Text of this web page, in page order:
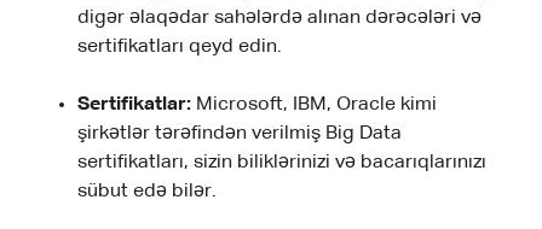
digər əlaqədar sahələrdə alınan dərəcələri və
sertifikatları qeyd edin.
Sertifikatlar: Microsoft, IBM, Oracle kimi
şirkətlər tərəfindən verilmiş Big Data
sertifikatları, sizin biliklərinizi və bacarıqlarınızı
sübut edə bilər.